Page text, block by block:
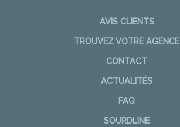
AVIS CLIENTS
TROUVEZ VOTRE AGENCE
CONTACT
ACTUALITÉS
FAQ
SOURDLINE